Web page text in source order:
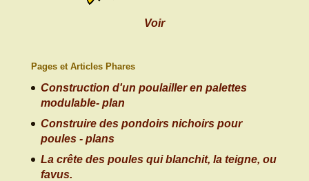
Voir
Pages et Articles Phares
Construction d'un poulailler en palettes
modulable- plan
Construire des pondoirs nichoirs pour
poules - plans
La crête des poules qui blanchit, la teigne, ou
favus.